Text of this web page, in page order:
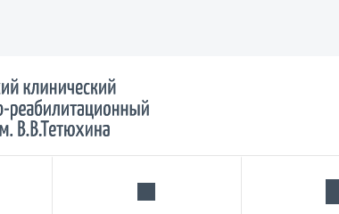
Поиск услуги, направления